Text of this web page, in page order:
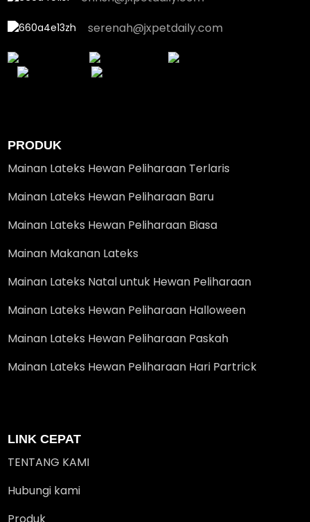
serenah@jxpetdaily.com
PRODUK
Mainan Lateks Hewan Peliharaan Terlaris
Mainan Lateks Hewan Peliharaan Baru
Mainan Lateks Hewan Peliharaan Biasa
Mainan Makanan Lateks
Mainan Lateks Natal untuk Hewan Peliharaan
Mainan Lateks Hewan Peliharaan Halloween
Mainan Lateks Hewan Peliharaan Paskah
Mainan Lateks Hewan Peliharaan Hari Partrick
LINK CEPAT
TENTANG KAMI
Hubungi kami